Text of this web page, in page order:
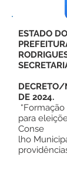
ESTADO
DECRETO/
DE 2024.
para
Conse
lho